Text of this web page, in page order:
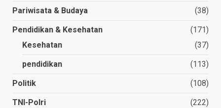
Pariwisata & Budaya (38)
Pendidikan & Kesehatan
(171)
Kesehatan
(37)
pendidikan (113)
Politik (108)
TNI-Polri (222)